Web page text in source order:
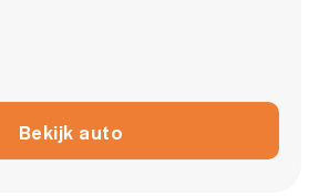
Bekijk auto